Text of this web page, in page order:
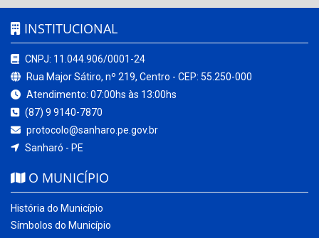
INSTITUCIONAL
CNPJ: 11.044.906/0001-24
Rua Major Sátiro, nº 219, Centro - CEP: 55.250-000
Atendimento: 07:00hs às 13:00hs
(87) 9 9140-7870
protocolo@sanharo.pe.gov.br
Sanharó - PE
O MUNICÍPIO
História do Município
Símbolos do Município